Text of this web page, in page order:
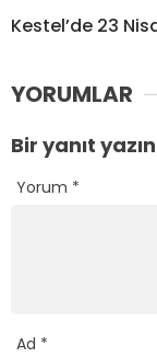
Kestel’de 23
YORUMLAR
Bir yanıt yazın
Yorum *
Ad *